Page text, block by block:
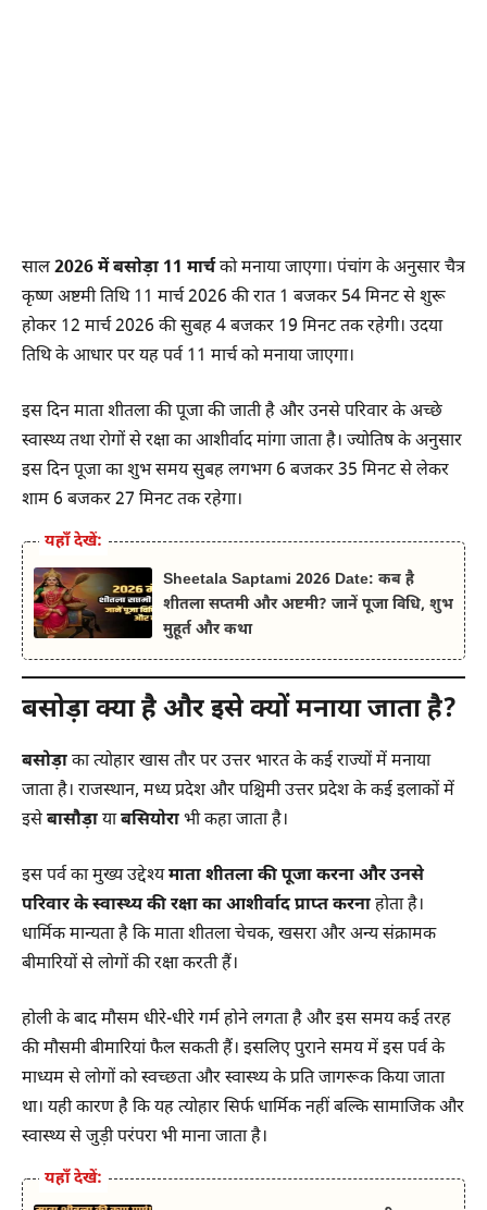
साल2026 में बसोड़ा 11 मार्चको मनाया जाएगा। पंचांग के अनुसार चैत्र
कृष्ण अष्टमी तिथि 11 मार्च 2026 की रात 1 बजकर 54 मिनट से शुरू
होकर 12 मार्च 2026 की सुबह 4 बजकर 19 मिनट तक रहेगी। उदया
तिथि के आधार पर यह पर्व 11 मार्च को मनाया जाएगा।
इस दिन माता शीतला की पूजा की जाती है और उनसे परिवार के अच्छे
स्वास्थ्य तथा रोगों से रक्षा का आशीर्वाद मांगा जाता है। ज्योतिष के अनुसार
इस दिन पूजा का शुभ समय सुबह लगभग 6 बजकर 35 मिनट से लेकर
शाम 6 बजकर 27 मिनट तक रहेगा।
यहाँ देखें:
Sheetala Saptami 2026 Date: कब है
शीतला सप्तमी और अष्टमी? जानें पूजा विधि, शुभ
मुहूर्त और कथा
बसोड़ा क्या है और इसे क्यों मनाया जाता है?
बसोड़ाका त्योहार खास तौर पर उत्तर भारत के कई राज्यों में मनाया
जाता है। राजस्थान, मध्य प्रदेश और पश्चिमी उत्तर प्रदेश के कई इलाकों में
इसेबासौड़ायाबसियोराभी कहा जाता है।
इस पर्व का मुख्य उद्देश्यमाता शीतला की पूजा करना और उनसे
परिवार के स्वास्थ्य की रक्षा का आशीर्वाद प्राप्त करनाहोता है।
धार्मिक मान्यता है कि माता शीतला चेचक, खसरा और अन्य संक्रामक
बीमारियों से लोगों की रक्षा करती हैं।
होली के बाद मौसम धीरे-धीरे गर्म होने लगता है और इस समय कई तरह
की मौसमी बीमारियां फैल सकती हैं। इसलिए पुराने समय में इस पर्व के
माध्यम से लोगों को स्वच्छता और स्वास्थ्य के प्रति जागरूक किया जाता
था। यही कारण है कि यह त्योहार सिर्फ धार्मिक नहीं बल्कि सामाजिक और
स्वास्थ्य से जुड़ी परंपरा भी माना जाता है।
यहाँ देखें: